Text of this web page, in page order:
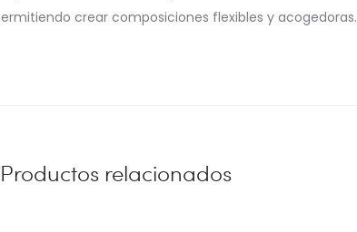
crear composiciones flexibles y acogedoras.
Productos relacionados